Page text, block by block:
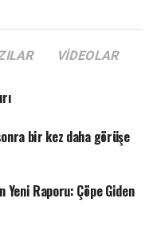
VIDEOLAR
bir kez daha görüşe
Yeni Raporu: Çöpe Giden